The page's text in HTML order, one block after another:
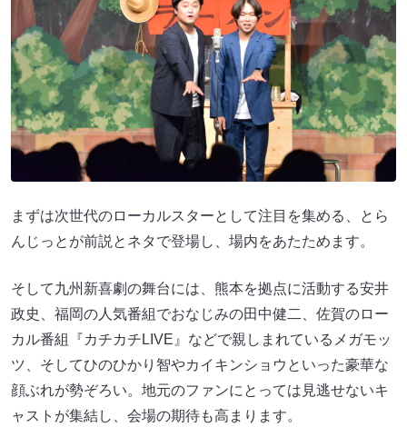
まずは次世代のローカルスターとして注目を集める、とら
んじっとが前説とネタで登場し、場内をあたためます。
そして九州新喜劇の舞台には、熊本を拠点に活動する安井
政史、福岡の人気番組でおなじみの田中健二、佐賀のロー
カル番組『カチカチLIVE』などで親しまれているメガモッ
ツ、そしてひのひかり智やカイキンショウといった豪華な
顔ぶれが勢ぞろい。地元のファンにとっては見逃せないキ
ャストが集結し、会場の期待も高まります。